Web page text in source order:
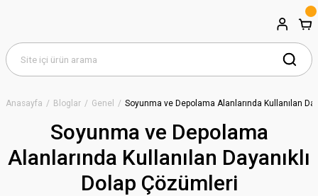
Anasayfa Bloglar Genel Soyunma ve Depolama Alanlarında Kullanılan
Soyunma ve Depolama
Alanlarında Kullanılan Dayanıklı
Dolap Çözümleri